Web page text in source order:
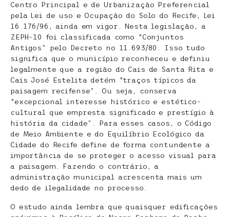
Centro Principal e de Urbanização Preferencial
pela Lei de uso e Ocupação do Solo do Recife, Lei
16.176/96, ainda em vigor. Nesta legislação, a
ZEPH-10 foi classificada como “Conjuntos
Antigos” pelo Decreto no 11.693/80. Isso tudo
significa que o município reconheceu e definiu
legalmente que a região do Cais de Santa Rita e
Cais José Estelita detém “traços típicos da
paisagem recifense”. Ou seja, conserva
“excepcional interesse histórico e estético-
cultural que empresta significado e prestígio à
história da cidade”. Para esses casos, o Código
de Meio Ambiente e do Equilíbrio Ecológico da
Cidade do Recife define de forma contundente a
importância de se proteger o acesso visual para
a paisagem. Fazendo o contrário, a
administração municipal acrescenta mais um
dedo de ilegalidade no processo.
O estudo ainda lembra que quaisquer edificações